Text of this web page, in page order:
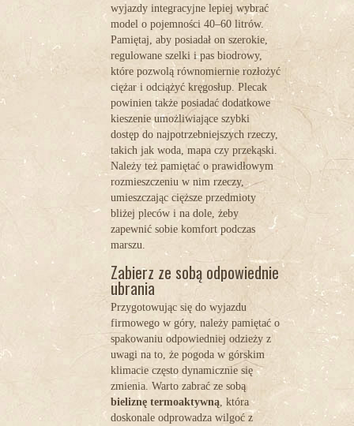
wyjazdy integracyjne lepiej wybrać
model o pojemności 40–60 litrów.
Pamiętaj, aby posiadał on szerokie,
regulowane szelki i pas biodrowy,
które pozwolą równomiernie rozłożyć
ciężar i odciążyć kręgosłup. Plecak
powinien także posiadać dodatkowe
kieszenie umożliwiające szybki
dostęp do najpotrzebniejszych rzeczy,
takich jak woda, mapa czy przekąski.
Należy też pamiętać o prawidłowym
rozmieszczeniu w nim rzeczy,
umieszczając cięższe przedmioty
bliżej pleców i na dole, żeby
zapewnić sobie komfort podczas
marszu.
Zabierz ze sobą odpowiednie
ubrania
Przygotowując się do wyjazdu
firmowego w góry, należy pamiętać o
spakowaniu odpowiedniej odzieży z
uwagi na to, że pogoda w górskim
klimacie często dynamicznie się
zmienia. Warto zabrać ze sobą
bieliznę termoaktywną , która
doskonale odprowadza wilgoć z